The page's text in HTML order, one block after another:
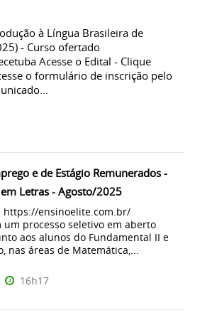
à Língua Brasileira de
- Curso ofertado
Acesse o Edital - Clique
o formulário de inscrição pelo
e de Estágio Remunerados -
Letras - Agosto/2025
https://ensinoelite.com.br/
um processo seletivo em aberto
aos alunos do Fundamental II e
nas áreas de Matemática,...
16h17